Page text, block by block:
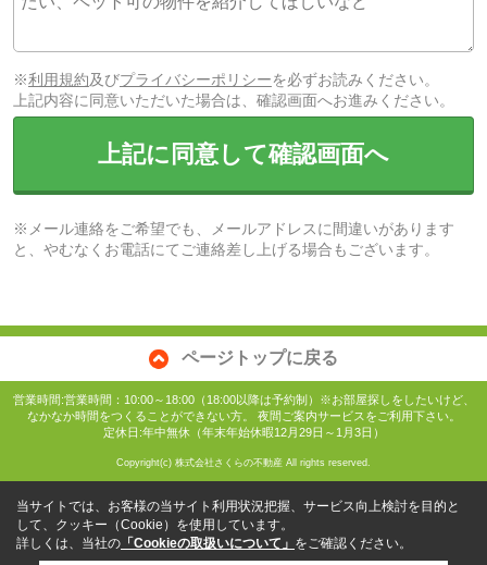
※利用規約及びプライバシーポリシーを必ずお読みください。
上記内容に同意いただいた場合は、確認画面へお進みください。
上記に同意して確認画面へ
※メール連絡をご希望でも、メールアドレスに間違いがあります
と、やむなくお電話にてご連絡差し上げる場合もございます。
ページトップに戻る
営業時間:営業時間：10:00～18:00（18:00以降は予約制）※お部屋探しをしたいけど、
なかなか時間をつくることができない方。 夜間ご案内サービスをご利用下さい。
定休日:年中無休（年末年始休暇12月29日～1月3日）
Copyright(c) 株式会社さくらの不動産 All rights reserved.
当サイトでは、お客様の当サイト利用状況把握、サービス向上検討を目的と
して、クッキー（Cookie）を使用しています。
詳しくは、当社の 「Cookieの取扱いについて」 をご確認ください。